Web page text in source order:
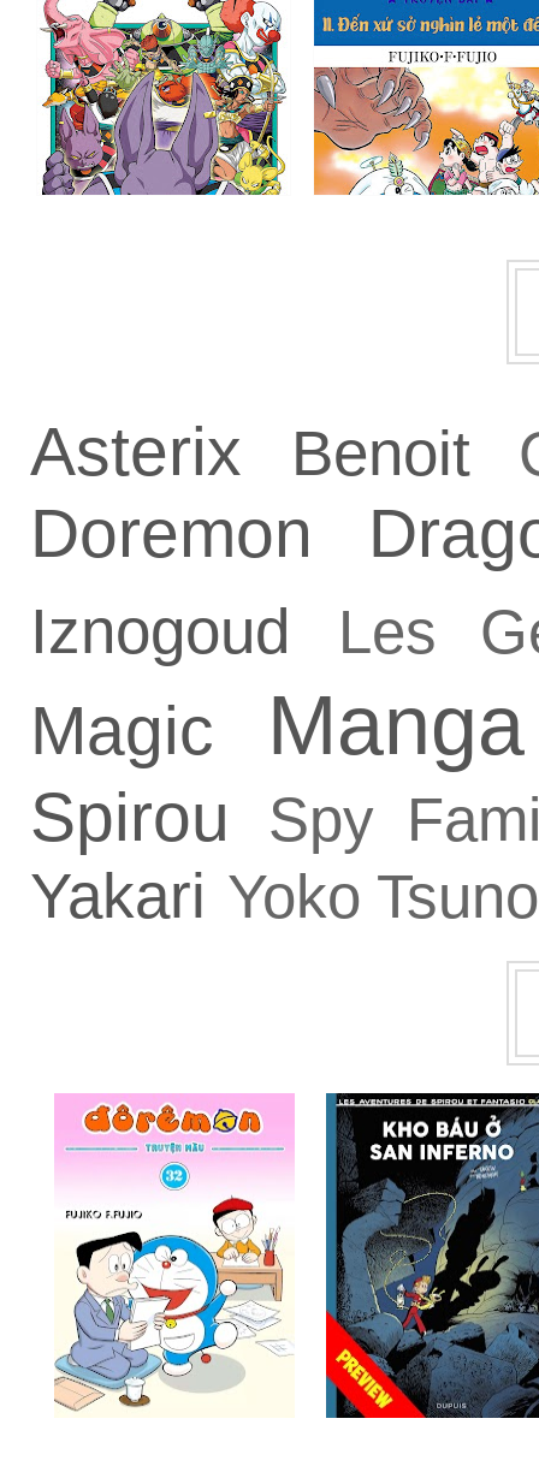
Asterix Benoit
Doremon
Iznogoud Les
Magic Manga
Spirou Spy
Yakari Yoko Tsuno